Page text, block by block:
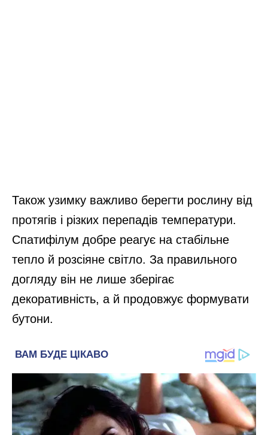
Також узимку важливо берегти рослину від
протягів і різких перепадів температури.
Спатифілум добре реагує на стабільне
тепло й розсіяне світло. За правильного
догляду він не лише зберігає
декоративність, а й продовжує формувати
бутони.